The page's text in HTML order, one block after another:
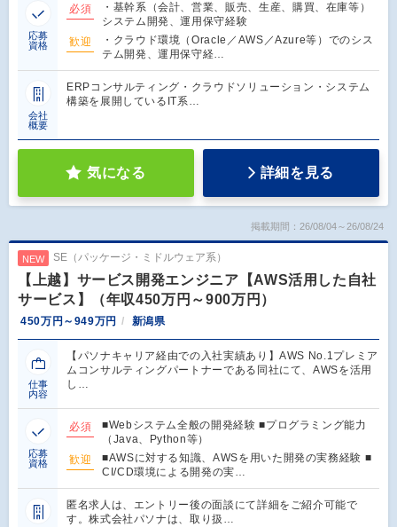
応募
資格
必須
・基幹系（会計、営業、販売、生産、購買、在庫等）
システム開発、運用保守経験
歓迎
・クラウド環境（Oracle／AWS／Azure等）でのシス
テム開発、運用保守経…
会社
概要
ERPコンサルティング・クラウドソリューション・システム
構築を展開しているIT系…
気になる 詳細を見る
掲載期間：26/08/04～26/08/24
NEW SE（パッケージ・ミドルウェア系）
【上越】サービス開発エンジニア【AWS活用した自社
サービス】（年収450万円～900万円）
450万円～949万円 新潟県
仕事
内容
【パソナキャリア経由での入社実績あり】AWS No.1プレミア
ムコンサルティングパートナーである同社にて、AWSを活用
し…
応募
資格
必須
■Webシステム全般の開発経験 ■プログラミング能力
（Java、Python等）
歓迎
■AWSに対する知識、AWSを用いた開発の実務経験 ■
CI/CD環境による開発の実…
匿名求人は、エントリー後の面談にて詳細をご紹介可能で
す。株式会社パソナは、取り扱…